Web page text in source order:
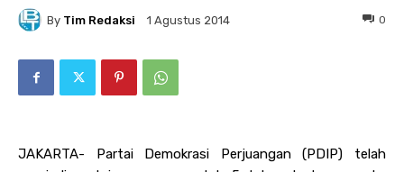
By Tim Redaksi 1 Agustus 2014 0
JAKARTA- Partai Demokrasi Perjuangan (PDIP) telah